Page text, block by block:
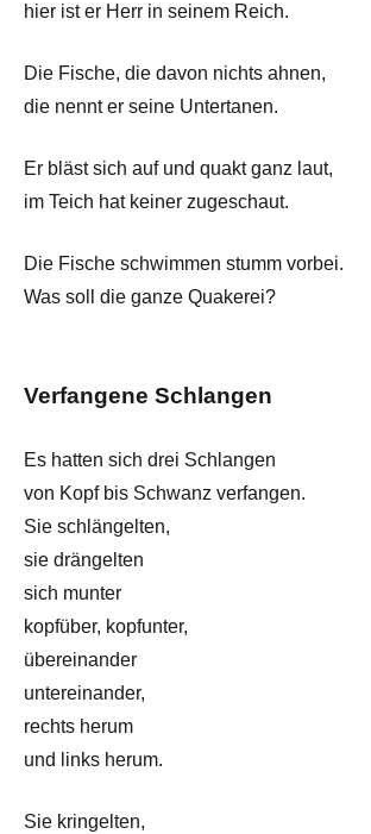
hier ist er Herr in seinem Reich.
Die Fische, die davon nichts ahnen,
die nennt er seine Untertanen.
Er bläst sich auf und quakt ganz laut,
im Teich hat keiner zugeschaut.
Die Fische schwimmen stumm vorbei.
Was soll die ganze Quakerei?
Verfangene Schlangen
Es hatten sich drei Schlangen
von Kopf bis Schwanz verfangen.
Sie schlängelten,
sie drängelten
sich munter
kopfüber, kopfunter,
übereinander
untereinander,
rechts herum
und links herum.
Sie kringelten,